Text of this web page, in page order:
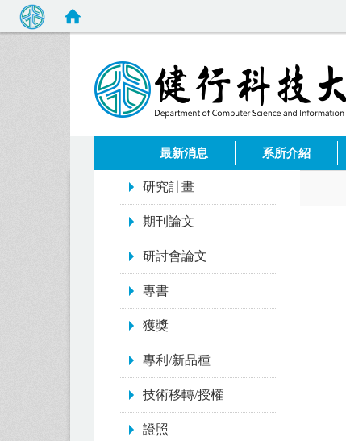
最新消息 系所介紹
研究計畫
期刊論文
研討會論文
專書
獲獎
專利/新品種
技術移轉/授權
證照